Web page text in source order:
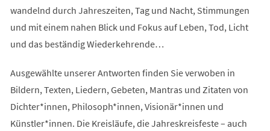
wandelnd durch Jahreszeiten, Tag und Nacht, Stimmungen
und mit einem nahen Blick und Fokus auf Leben, Tod, Licht
und das beständig Wiederkehrende…
Ausgewählte unserer Antworten finden Sie verwoben in
Bildern, Texten, Liedern, Gebeten, Mantras und Zitaten von
Dichter*innen, Philosoph*innen, Visionär*innen und
Künstler*innen. Die Kreisläufe, die Jahreskreisfeste – auch